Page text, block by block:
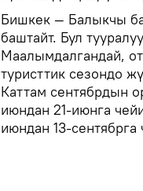
Бишкек — Балыкчы
баштайт. Бул
Маалымдалгандай,
туристтик сезондо
Каттам сентябрдын
июндан 21-июнга
июндан 13-